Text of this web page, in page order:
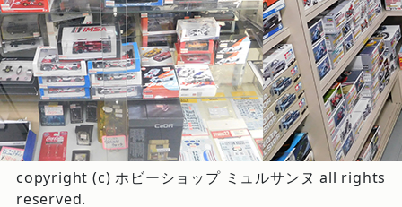
copyright (c) ホビーショップ ミュルサンヌ all rights
reserved.